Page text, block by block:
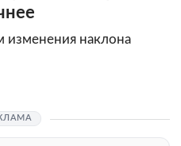
изменения наклона